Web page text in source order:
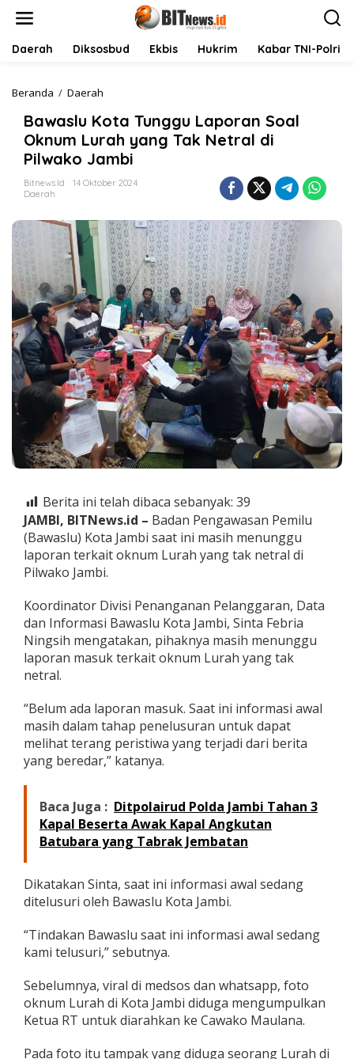
Daerah Diksosbud Ekbis Hukrim Kabar TNI-Polri
Beranda / Daerah
w
a
s
l
u
t
a
g
u
a
p
o
r
a
n
S
o
a
k
n
u
m
L
u
a
h
a
n
a
k
N
e
t
l
d
i
P
w
a
o
J
b
Bawaslu Kota Tunggu Laporan Soal
Oknum Lurah yang Tak Netral di
Pilwako Jambi
Bitnews.id
14 Oktober 2024
Daerah
Berita ini telah dibaca sebanyak: 39
JAMBI, BITNews.id – Badan Pengawasan Pemilu
(Bawaslu) Kota Jambi saat ini masih menunggu
laporan terkait oknum Lurah yang tak netral di
Pilwako Jambi.
Koordinator Divisi Penanganan Pelanggaran, Data
dan Informasi Bawaslu Kota Jambi, Sinta Febria
Ningsih mengatakan, pihaknya masih menunggu
laporan masuk terkait oknum Lurah yang tak
netral.
“Belum ada laporan masuk. Saat ini informasi awal
masih dalam tahap penelusuran untuk dapat
melihat terang peristiwa yang terjadi dari berita
yang beredar,” katanya.
Baca Juga : Ditpolairud Polda Jambi Tahan 3
Kapal Beserta Awak Kapal Angkutan
Batubara yang Tabrak Jembatan
Dikatakan Sinta, saat ini informasi awal sedang
ditelusuri oleh Bawaslu Kota Jambi.
“Tindakan Bawaslu saat ini informasi awal sedang
kami telusuri,” sebutnya.
Sebelumnya, viral di medsos dan whatsapp, foto
oknum Lurah di Kota Jambi diduga mengumpulkan
Ketua RT untuk diarahkan ke Cawako Maulana.
Pada foto itu tampak yang diduga seorang Lurah di